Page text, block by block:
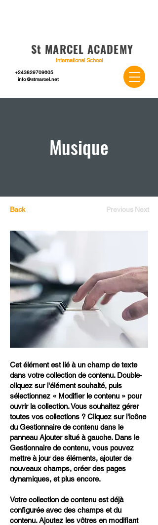
St MARCEL ACADEMY
International School
+243829709605
info@stmarcel.net
Musique
Back Previous Next
Cet élément est lié à un champ de texte
dans votre collection de contenu. Double-
cliquez sur l'élément souhaité, puis
sélectionnez « Modifier le contenu » pour
ouvrir la collection. Vous souhaitez gérer
toutes vos collections ? Cliquez sur l'icône
du Gestionnaire de contenu dans le
panneau Ajouter situé à gauche. Dans le
Gestionnaire de contenu, vous pouvez
mettre à jour des éléments, ajouter de
nouveaux champs, créer des pages
dynamiques, et plus encore.
Votre collection de contenu est déjà
configurée avec des champs et du
contenu. Ajoutez les vôtres en modifiant